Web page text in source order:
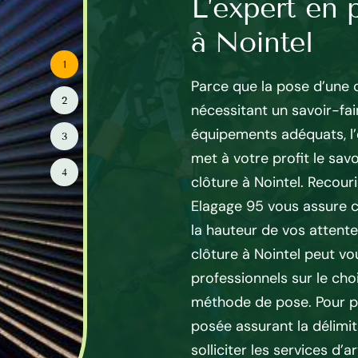
en PVC à
répondre à plusieurs
sont complexes
appropriés
pose clôture Mayer
rangs des artisans
capables de tout prendre
en PVC. Artisan pose
préparatifs, la mise en
pose clôture PVC
à Nointel utilise
met en œuvre son savoir-
impeccable.
L’expert en
à Nointel
Parce que la pose
nécessitant un savoir-
équipements adéquats,
met à votre profit le
clôture à Nointel.
Elagage 95 vous assure
la hauteur de vos
clôture à Nointel peut
professionnels sur le
méthode de pose. Pour
posée assurant la
solliciter les services
1
2
3
4